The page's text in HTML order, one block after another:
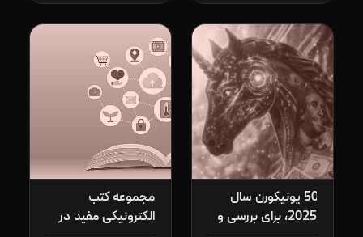
50 یونیکورن سال
2025، برای بررسی و
مجموعه کتب
الکترونیکی مفید در